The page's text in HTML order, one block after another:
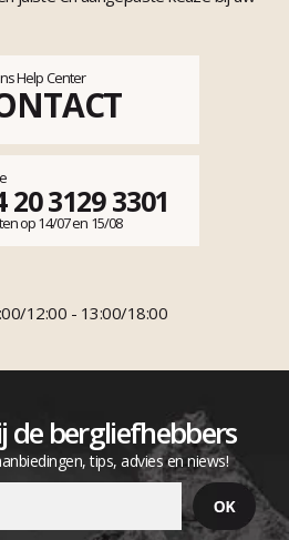
Help Center
20 3129 3301
op 14/07 en 15/08
12:00 - 13:00/18:00
de bergliefhebbers
tips, advies en niews!